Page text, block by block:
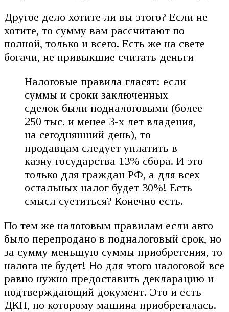
Другое дело хотите ли вы этого? Если не
хотите, то сумму вам рассчитают по
полной, только и всего. Есть же на свете
богачи, не привыкшие считать деньги
Налоговые правила гласят: если
суммы и сроки заключенных
сделок были подналоговыми (более
250 тыс. и менее 3-х лет владения,
на сегодняшний день), то
продавцам следует уплатить в
казну государства 13% сбора. И это
только для граждан РФ, а для всех
остальных налог будет 30%! Есть
смысл суетиться? Конечно есть.
По тем же налоговым правилам если авто
было перепродано в подналоговый срок, но
за сумму меньшую суммы приобретения, то
налога не будет! Но для этого налоговой все
равно нужно предоставить декларацию и
подтверждающий документ. Это и есть
ДКП, по которому машина приобреталась.